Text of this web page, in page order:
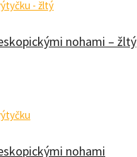
nohami – žltý
nohami